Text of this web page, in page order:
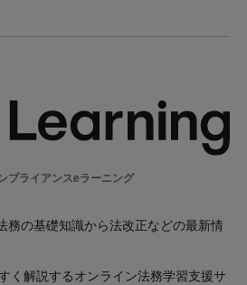
プライアンスeラーニング
務の基礎知識から法改正などの最新情
く解説するオンライン法務学習⽀援サ